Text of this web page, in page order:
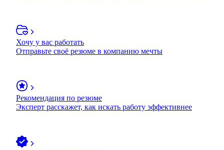
Хочу у вас работать
Отправьте своё резюме в компанию мечты
Рекомендация по резюме
Эксперт расскажет, как искать работу эффективнее